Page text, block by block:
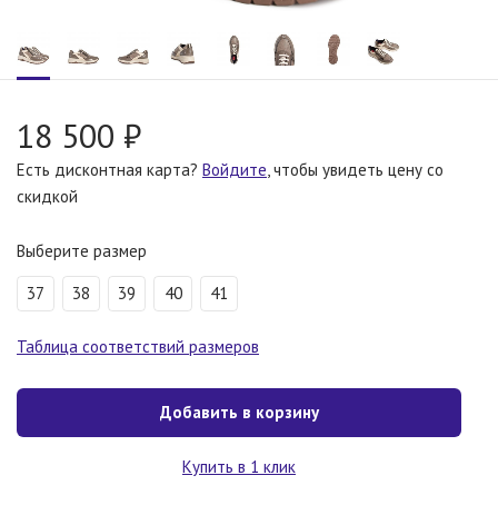
18 500 ₽
Есть дисконтная карта? Войдите, чтобы увидеть цену со
скидкой
Выберите размер
37 38 39 40 41
Таблица соответствий размеров
Добавить в корзину
Купить в 1 клик